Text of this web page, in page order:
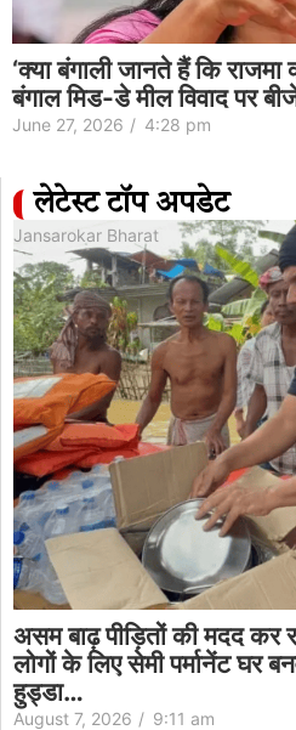
‘क्या बंगाली जानते हैं कि
बंगाल मिड-डे मील विवाद पर
June 27, 2026 / 4:28 pm
लेटेस्ट टॉप अपडेट
Jansarokar Bharat
असम बाढ़ पीड़ितों की मदद
लोगों के लिए सेमी पर्मानेंट घर
हुड्डा…
August 7, 2026 / 9:11 am